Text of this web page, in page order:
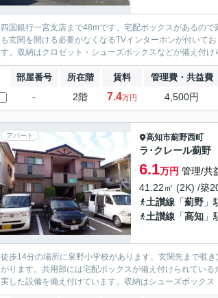
四国銀行一宮支店まで48mです。宅配ボックスがあるの
も玄関を開ける必要がなくなるTVインターホンが付いて
す。収納はクロゼット・シューズボックスなどが備え付
部屋番号 所在階 賃料 管理費・共益費
- 2階 7.4万円 4,500円
アパート 高知市薊野西町
ラ･クレール薊野
6.1万円 管理/共
41.22㎡ (2K) /築
土讃線 「薊野 」
土讃線 「高知 」
徒歩14分の場所に泉野小学校があります。玄関先まで覗
がります。共用部には宅配ボックスが備え付けられてい
実した設備を備え付けています。収納はシューズボック